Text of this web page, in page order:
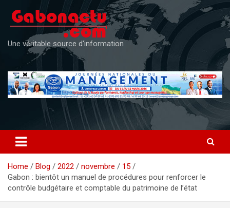
content
Une véritable source d'information
Home Blog 2022 novembre
15
Gabon : bientôt un manuel de procédures pour renforcer le
contrôle budgétaire et comptable du patrimoine de l’état